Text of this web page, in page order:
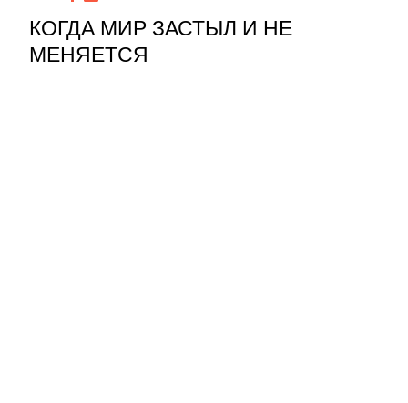
КОГДА МИР ЗАСТЫЛ И НЕ
МЕНЯЕТСЯ